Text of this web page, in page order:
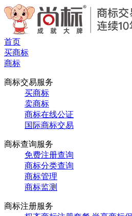
首页
买商标
商标
商标交易服务
买商标
卖商标
商标在线公证
国际商标交易
商标查询服务
免费注册查询
商标分类查询
商标管理
商标监测
商标注册服务